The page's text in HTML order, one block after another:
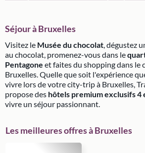
Séjour à Bruxelles
Visitez le Musée du chocolat, dégustez
au chocolat, promenez-vous dans le
Pentagone et faites du shopping dans le
Bruxelles. Quelle que soit l'expérience
vivre lors de votre city-trip à Bruxelles,
propose des hôtels premium exclusifs 4
vivre un séjour passionnant.
Les meilleures offres à Bruxelles